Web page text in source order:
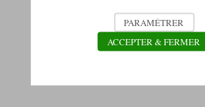
PARAMÉTRER
ACCEPTER & FERMER